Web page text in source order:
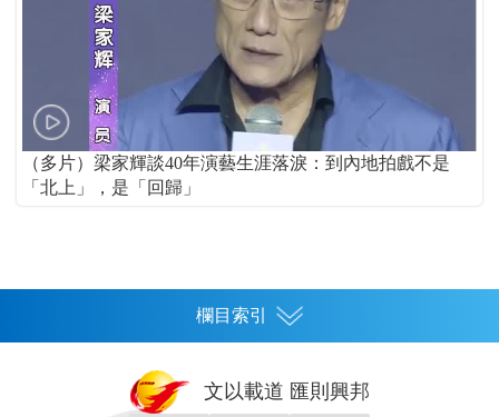
（多片）梁家輝談40年演藝生涯落淚：到內地拍戲不是
「北上」，是「回歸」
欄目索引
文以載道 匯則興邦